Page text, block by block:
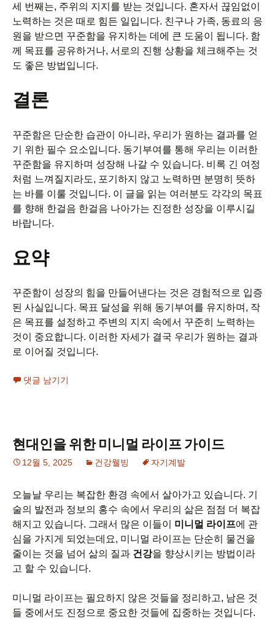
세 번째는, 주위의 지지를 받는 것입니다. 혼자서 끊임없이
노력하는 것은 때로 힘든 일입니다. 친구나 가족, 동료의 응
원을 받으면 꾸준함을 유지하는 데에 큰 도움이 됩니다. 함
께 목표를 공유하거나, 서로의 진행 상황을 체크해주는 것
도 좋은 방법입니다.
결론
꾸준함은 단순한 습관이 아니라, 우리가 원하는 결과를 얻
기 위한 필수 요소입니다. 동기부여를 통해 우리는 이러한
꾸준함을 유지하며 성장해 나갈 수 있습니다. 비록 긴 여정
처럼 느껴질지라도, 포기하지 않고 노력하면 분명히 뜻하
는 바를 이룰 것입니다. 이 글을 읽는 여러분도 각각의 목표
를 향해 한걸음 한걸음 나아가는 진정한 성장을 이루시길
바랍니다.
요약
꾸준함이 성장의 힘을 만들어낸다는 것은 경험적으로 입증
된 사실입니다. 목표 달성을 위해 동기부여를 유지하며, 작
은 목표를 설정하고 주변의 지지 속에서 꾸준히 노력하는
것이 중요합니다. 이러한 자세가 결국 우리가 원하는 결과
로 이어질 것입니다.
댓글 남기기
현대인을 위한 미니멀 라이프 가이드
12월 5, 2025 건강웰빙 자기계발
오늘날 우리는 복잡한 환경 속에서 살아가고 있습니다. 기
술의 발전과 정보의 홍수 속에서 우리의 삶은 점점 더 복잡
해지고 있습니다. 그래서 많은 이들이 미니멀 라이프에 관
심을 가지게 되었는데요, 미니멀 라이프는 단순히 물건을
줄이는 것을 넘어 삶의 질과 건강을 향상시키는 방법이라
고 할 수 있습니다.
미니멀 라이프는 필요하지 않은 것들을 정리하고, 남은 것
들 중에서도 진정으로 중요한 것들에 집중하는 것입니다.